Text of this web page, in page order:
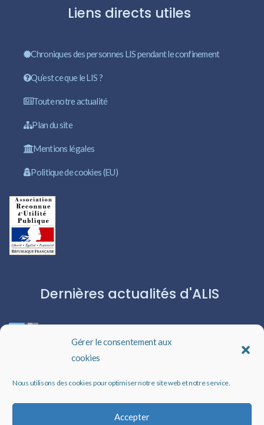
Gérer le consentement aux
cookies
Nous utilisons des cookies pour optimiser notre site web et notre service.
Accepter
Liens directs utiles
Chroniques des personnes LIS pendant le confinement
Qu’est ce que le LIS ?
Toute notre actualité
Plan du site
Mentions légales
Politique de cookies (EU)
Dernières actualités d'ALIS
Les livres audio : une porte ouverte sur l’évasion